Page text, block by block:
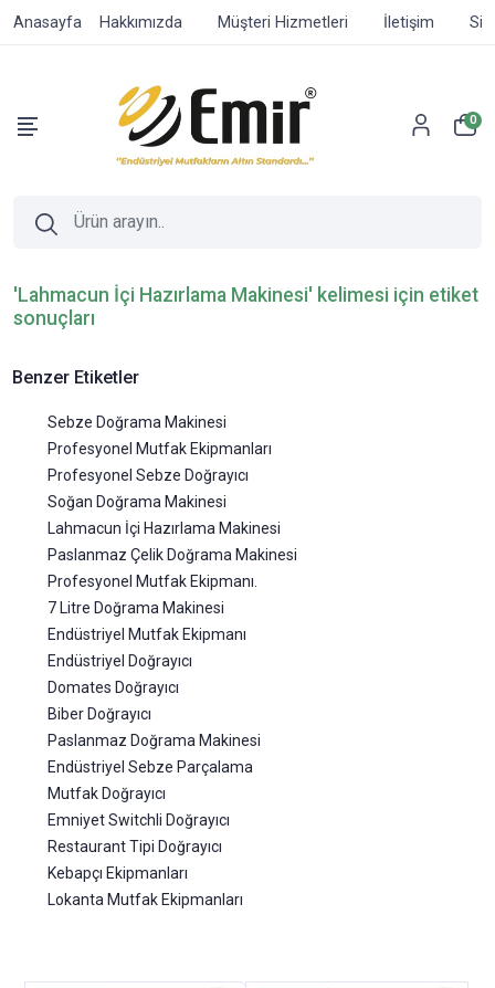
Anasayfa Hakkımızda Müşteri Hizmetleri İletişim
0
'Lahmacun İçi Hazırlama Makinesi' kelimesi için etiket
sonuçları
Benzer Etiketler
Sebze Doğrama Makinesi
Profesyonel Mutfak Ekipmanları
Profesyonel Sebze Doğrayıcı
Soğan Doğrama Makinesi
Lahmacun İçi Hazırlama Makinesi
Paslanmaz Çelik Doğrama Makinesi
Profesyonel Mutfak Ekipmanı.
7 Litre Doğrama Makinesi
Endüstriyel Mutfak Ekipmanı
Endüstriyel Doğrayıcı
Domates Doğrayıcı
Biber Doğrayıcı
Paslanmaz Doğrama Makinesi
Endüstriyel Sebze Parçalama
Mutfak Doğrayıcı
Emniyet Switchli Doğrayıcı
Restaurant Tipi Doğrayıcı
Kebapçı Ekipmanları
Lokanta Mutfak Ekipmanları